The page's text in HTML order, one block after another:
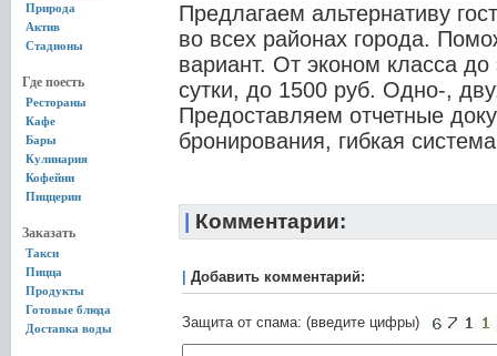
Природа
Актив
Стадионы
Где поесть
Рестораны
Кафе
Бары
Кулинария
Кофейни
Пиццерии
Заказать
Такси
Пицца
Продукты
Готовые блюда
Доставка воды
Предлагаем альтернативу
во всех районах города.
вариант. От эконом класса
сутки, до 1500 руб. Одно-,
Предоставляем отчетные
бронирования, гибкая
Комментарии:
Добавить комментарий:
Защита от спама: (введите цифры)